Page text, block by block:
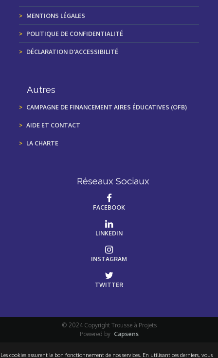
MENTIONS LÉGALES
POLITIQUE DE CONFIDENTIALITÉ
DÉCLARATION D'ACCESSIBILITÉ
Autres
CAMPAGNE DE FINANCEMENT AIRES ÉDUCATIVES (OFB)
AIDE ET CONTACT
LA CHARTE
Réseaux Sociaux
FACEBOOK
LINKEDIN
INSTAGRAM
TWITTER
© 2024 Copyright Trousse à Projets
Powered by Capsens
Les cookies assurent le bon fonctionnement de nos services. En utilisant ces derniers, vous